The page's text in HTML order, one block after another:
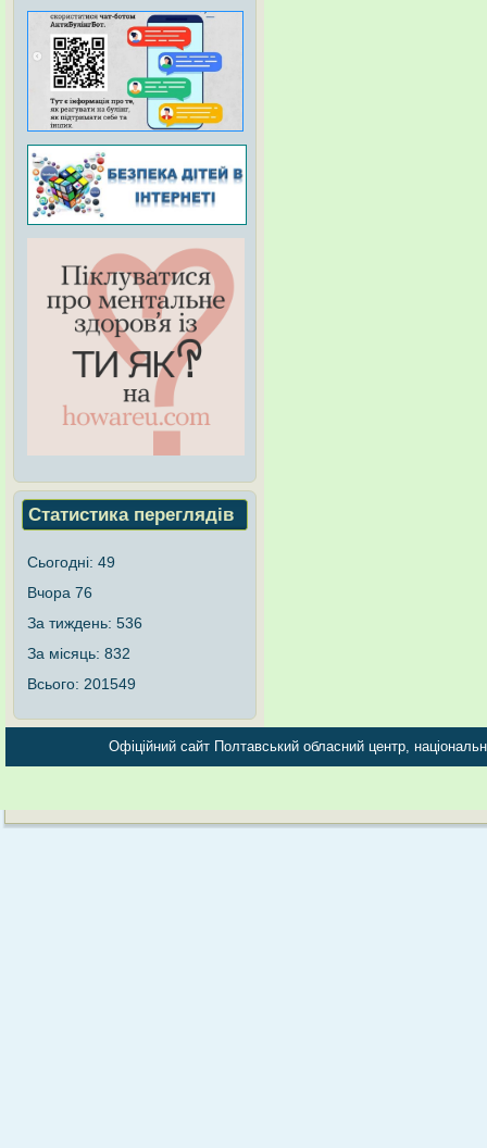
Статистика переглядів
Сьогодні: 49
Вчора 76
За тиждень: 536
За місяць: 832
Всього: 201549
Офіційний сайт Полтавський обласний центр,